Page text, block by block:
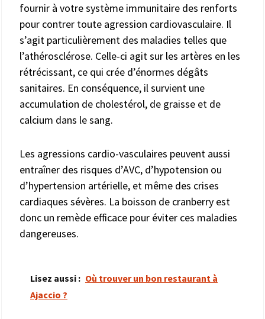
fournir à votre système immunitaire des renforts
pour contrer toute agression cardiovasculaire. Il
s’agit particulièrement des maladies telles que
l’athérosclérose. Celle-ci agit sur les artères en les
rétrécissant, ce qui crée d’énormes dégâts
sanitaires. En conséquence, il survient une
accumulation de cholestérol, de graisse et de
calcium dans le sang.
Les agressions cardio-vasculaires peuvent aussi
entraîner des risques d’AVC, d’hypotension ou
d’hypertension artérielle, et même des crises
cardiaques sévères. La boisson de cranberry est
donc un remède efficace pour éviter ces maladies
dangereuses.
Lisez aussi : Où trouver un bon restaurant à
Ajaccio ?